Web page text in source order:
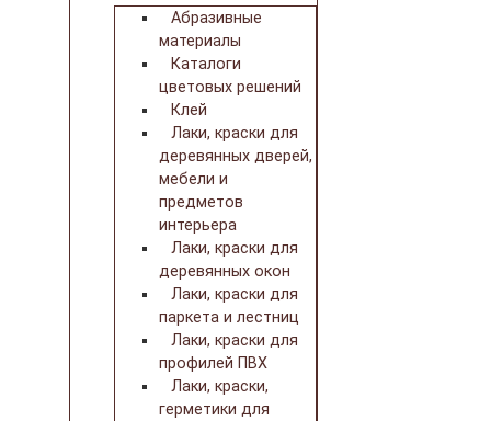
Абразивные
материалы
Каталоги
цветовых решений
Клей
Лаки, краски для
деревянных дверей,
мебели и
предметов
интерьера
Лаки, краски для
деревянных окон
Лаки, краски для
паркета и лестниц
Лаки, краски для
профилей ПВХ
Лаки, краски,
герметики для